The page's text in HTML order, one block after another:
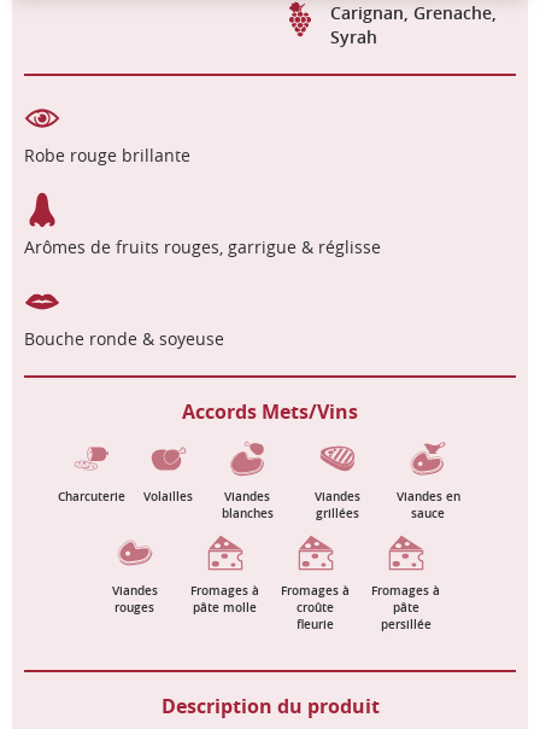
Carignan, Grenache,
Syrah
Robe rouge brillante
Arômes de fruits rouges, garrigue & réglisse
Bouche ronde & soyeuse
Accords Mets/Vins
Charcuterie Volailles
Viandes
blanches
Viandes
grillées
Viandes en
sauce
Viandes
rouges
Fromages à
pâte molle
Fromages à
croûte
fleurie
Fromages à
pâte
persillée
Description du produit